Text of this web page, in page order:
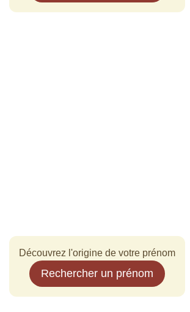
Découvrez l'origine de votre prénom
Rechercher un prénom